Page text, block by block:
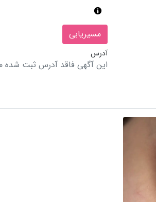
مسیریابی
آدرس
این آگهی فاقد آدرس ثبت شده